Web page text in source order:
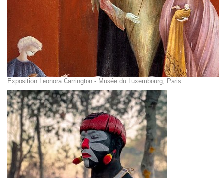
Exposition Leonora Carrington - Musée du Luxembourg, Paris